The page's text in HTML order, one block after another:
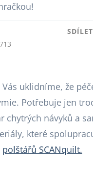
713
Vás uklidníme, že
Potřebuje jen
chytrých návyků a
které
polštářů SCANquilt.